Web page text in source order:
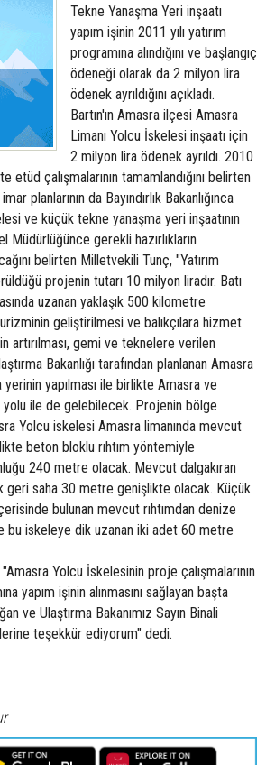
Tekne Yanaşma Yeri inşaatı
yapım işinin 2011 yılı yatırım
programına alındığını ve başlangıç
ödeneği olarak da 2 milyon lira
ödenek ayrıldığını açıkladı.
Bartın'ın Amasra ilçesi Amasra
Limanı Yolcu İskelesi inşaatı için
2 milyon lira ödenek ayrıldı. 2010
çalışmalarının tamamlandığını belirten
planlarının da Bayındırlık Bakanlığınca
ve küçük tekne yanaşma yeri inşaatının
Müdürlüğünce gerekli hazırlıkların
belirten Milletvekili Tunç, "Yatırım
projenin tutarı 10 milyon liradır. Batı
uzanan yaklaşık 500 kilometre
geliştirilmesi ve balıkçılara hizmet
artırılması, gemi ve teknelere verilen
Bakanlığı tarafından planlanan Amasra
yapılması ile birlikte Amasra ve
yolu ile de gelebilecek. Projenin bölge
Yolcu iskelesi Amasra limanında mevcut
beton bloklu rıhtım yöntemiyle
240 metre olacak. Mevcut dalgakıran
geri saha 30 metre genişlikte olacak. Küçük
bulunan mevcut rıhtımdan denize
iskeleye dik uzanan iki adet 60 metre
Yolcu İskelesinin proje çalışmalarının
yapım işinin alınmasını sağlayan başta
ve Ulaştırma Bakanımız Sayın Binali
teşekkür ediyorum" dedi.